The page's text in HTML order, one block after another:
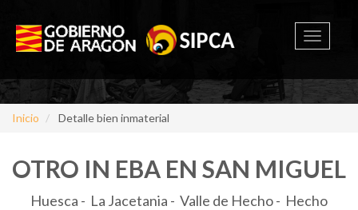
Toggle
Inicio Detalle bien inmaterial
OTRO IN EBA EN SAN MIGUEL
Huesca - La Jacetania - Valle de Hecho - Hecho